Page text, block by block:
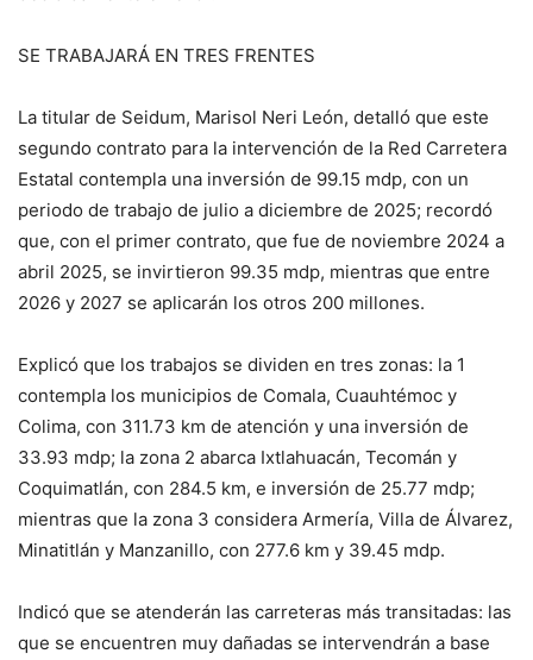
SE TRABAJARÁ EN TRES FRENTES
La titular de Seidum, Marisol Neri León, detalló que este
segundo contrato para la intervención de la Red Carretera
Estatal contempla una inversión de 99.15 mdp, con un
periodo de trabajo de julio a diciembre de 2025; recordó
que, con el primer contrato, que fue de noviembre 2024 a
abril 2025, se invirtieron 99.35 mdp, mientras que entre
2026 y 2027 se aplicarán los otros 200 millones.
Explicó que los trabajos se dividen en tres zonas: la 1
contempla los municipios de Comala, Cuauhtémoc y
Colima, con 311.73 km de atención y una inversión de
33.93 mdp; la zona 2 abarca Ixtlahuacán, Tecomán y
Coquimatlán, con 284.5 km, e inversión de 25.77 mdp;
mientras que la zona 3 considera Armería, Villa de Álvarez,
Minatitlán y Manzanillo, con 277.6 km y 39.45 mdp.
Indicó que se atenderán las carreteras más transitadas: las
que se encuentren muy dañadas se intervendrán a base